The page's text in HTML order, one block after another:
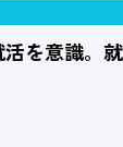
を意識。